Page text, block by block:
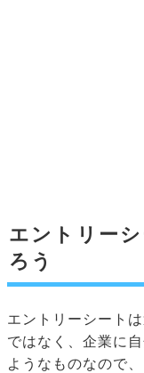
エントリー
ろう
エントリーシート
ではなく、企業に
ようなものなので